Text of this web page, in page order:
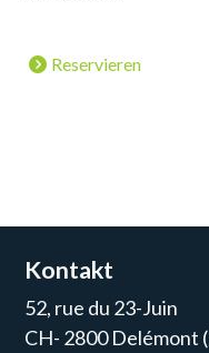
Reservieren
Kontakt
52, rue du 23-Juin
CH- 2800 Delémont